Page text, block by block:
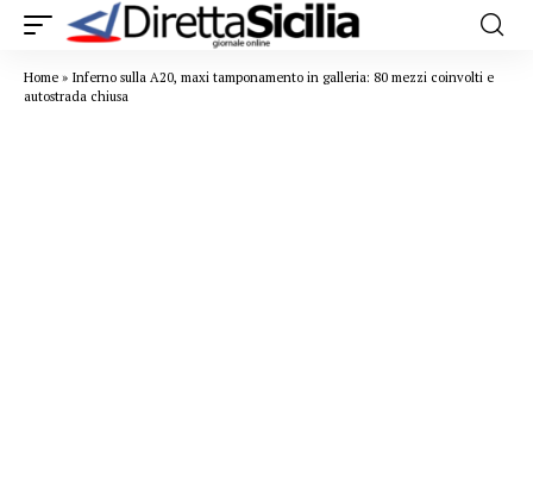
Home » Inferno sulla A20, maxi tamponamento in galleria: 80 mezzi coinvolti e
autostrada chiusa